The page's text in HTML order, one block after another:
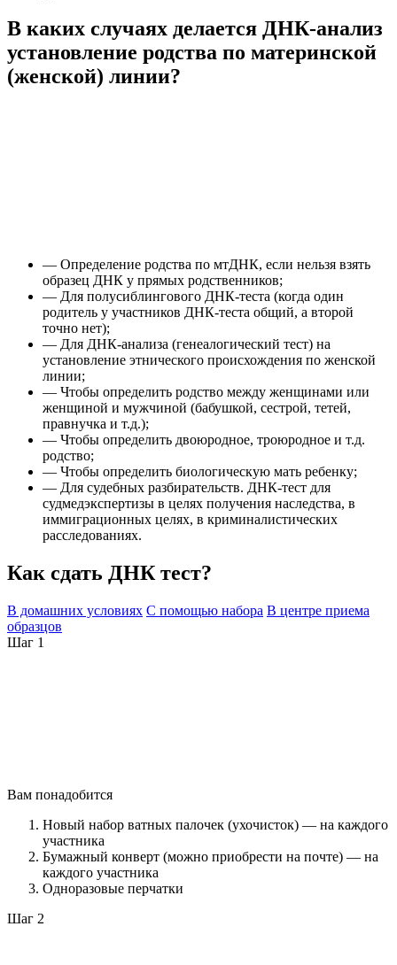
В каких случаях делается ДНК-анализ
установление родства по материнской
(женской) линии?
— Определение родства по мтДНК, если нельзя взять
образец ДНК у прямых родственников;
— Для полусиблингового ДНК-теста (когда один
родитель у участников ДНК-теста общий, а второй
точно нет);
— Для ДНК-анализа (генеалогический тест) на
установление этнического происхождения по женской
линии;
— Чтобы определить родство между женщинами или
женщиной и мужчиной (бабушкой, сестрой, тетей,
правнучка и т.д.);
— Чтобы определить двоюродное, троюродное и т.д.
родство;
— Чтобы определить биологическую мать ребенку;
— Для судебных разбирательств. ДНК-тест для
судмедэкспертизы в целях получения наследства, в
иммиграционных целях, в криминалистических
расследованиях.
Как сдать ДНК тест?
В домашних условиях С помощью набора В центре приема
образцов
Шаг 1
Вам понадобится
Новый набор ватных палочек (ухочисток) — на каждого
участника
Бумажный конверт (можно приобрести на почте) — на
каждого участника
Одноразовые перчатки
Шаг 2